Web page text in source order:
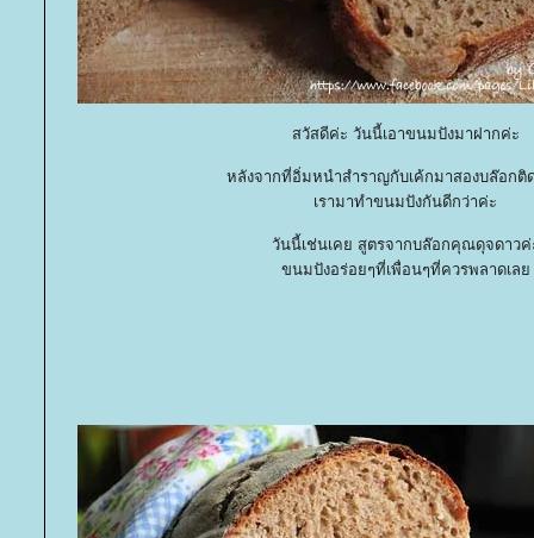
สวัสดีค่ะ วันนี้เอาขนมปังมาฝากค่ะ
หลังจากที่อิ่มหนำสำราญกับเค้กมาสองบล๊อกติ
เรามาทำขนมปังกันดีกว่าค่ะ
วันนี้เช่นเคย สูตรจากบล๊อกคุณดุจดาวค่
ขนมปังอร่อยๆที่เพื่อนๆที่ควรพลาดเล